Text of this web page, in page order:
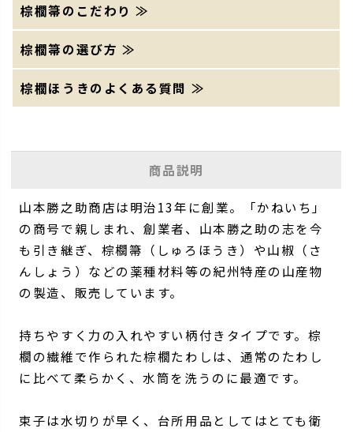
棕櫚箒のこだわり ≫
棕櫚箒の選び方 ≫
棕櫚ほうきのよくある質問 ≫
商品説明
山本勝之助商店は明治13年に創業。「かねいち」
の商号で親しまれ、創業者、山本勝之助の志を今
も引き継ぎ、棕櫚箒（しゅろほうき）や山椒（さ
んしょう）などの薬種材料等の紀州特産の山産物
の製造、販売しています。
持ちやすく力の入れやすい柄付きタイプです。棕
櫚の繊維で作られた棕櫚たわしは、通常のたわし
に比べて柔らかく、水筒を洗うのに最適です。
束子は水切りが早く、台所用品としてはとても衛